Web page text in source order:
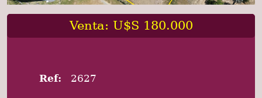
Venta: U$S 180.000
Ref: 2627